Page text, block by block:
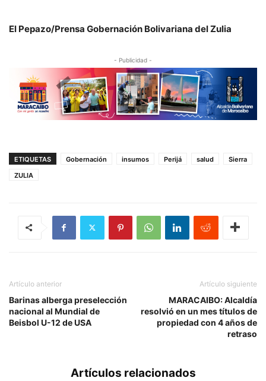
El Pepazo/Prensa Gobernación Bolivariana del Zulia
- Publicidad -
ETIQUETAS Gobernación insumos Perijá salud
Sierra
ZULIA
Artículo anterior
Barinas alberga preselección
nacional al Mundial de
Beisbol U-12 de USA
Artículo siguiente
MARACAIBO: Alcaldía
resolvió en un mes títulos de
propiedad con 4 años de
retraso
Artículos relacionados